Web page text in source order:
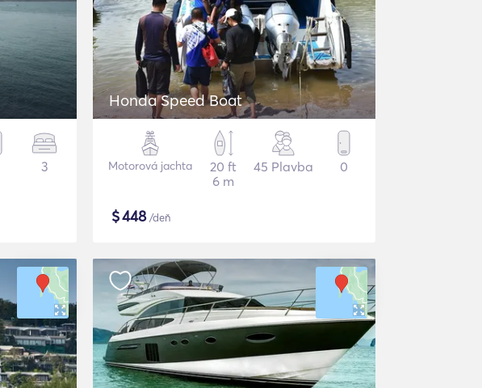
3
Honda Speed Boat
Motorová jachta
20 ft
6 m
45 Plavba 0
$448/deň